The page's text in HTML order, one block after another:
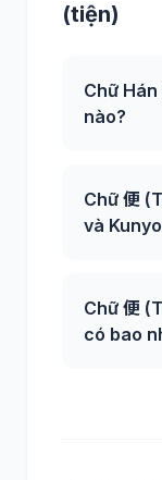
(tiện)
Chữ
nào?
Chữ 便
và
Chữ 便
có bao